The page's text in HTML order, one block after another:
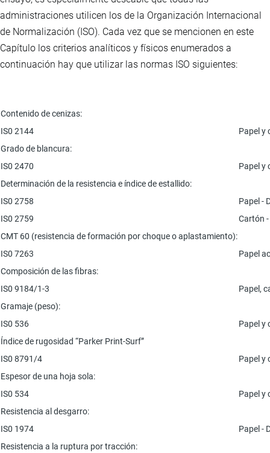
administraciones utilicen los de la Organización Internacional
de Normalización (ISO). Cada vez que se mencionen en este
Capítulo los criterios analíticos y físicos enumerados a
continuación hay que utilizar las normas ISO siguientes:
Contenido de cenizas:
IS0 2144
Papel y
Grado de blancura:
IS0 2470
Papel y
Determinación de la resistencia e índice de estallido:
IS0 2758
Papel -
IS0 2759
Cartón
CMT 60 (resistencia de formación por choque o aplastamiento):
IS0 7263
Papel
Composición de las fibras:
IS0 9184/1-3
Papel,
Gramaje (peso):
IS0 536
Papel y
Índice de rugosidad “Parker Print-Surf”
IS0 8791/4
Papel y
Espesor de una hoja sola:
IS0 534
Papel y
Resistencia al desgarro:
IS0 1974
Papel -
Resistencia a la ruptura por tracción: